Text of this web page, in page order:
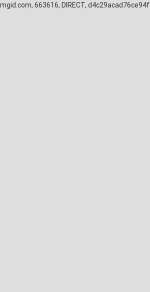
mgid.com, 663616, DIRECT, d4c29acad76ce94f